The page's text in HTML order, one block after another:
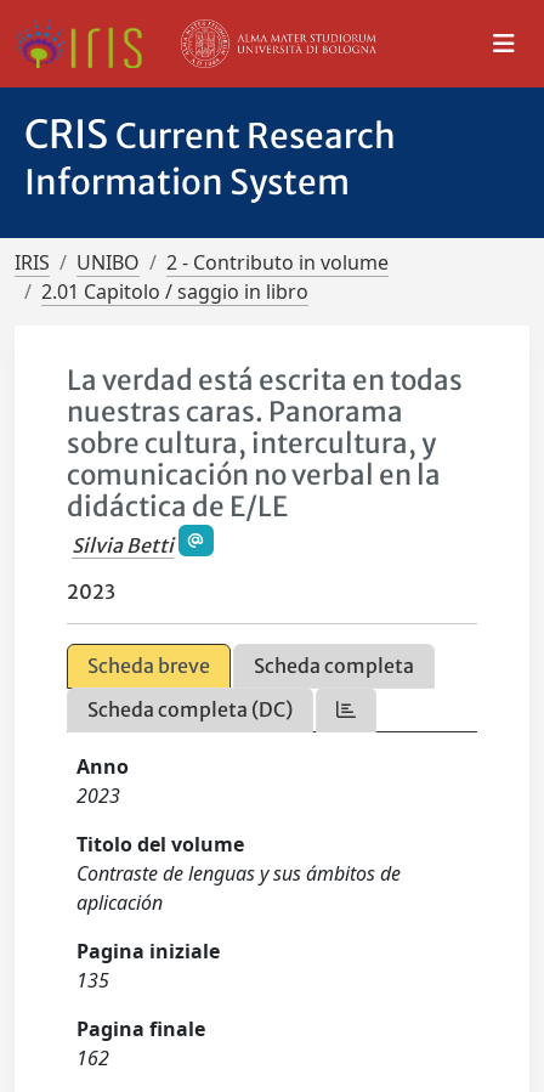
CRIS Current Research
Information System
IRIS UNIBO
2 - Contributo in volume
2.01 Capitolo / saggio in libro
La verdad está escrita en todas
nuestras caras. Panorama
sobre cultura, intercultura, y
comunicación no verbal en la
didáctica de E/LE
Silvia Betti
2023
Scheda breve
Scheda completa
Scheda completa (DC)
Anno
2023
Titolo del volume
Contraste de lenguas y sus ámbitos de
aplicación
Pagina iniziale
135
Pagina finale
162